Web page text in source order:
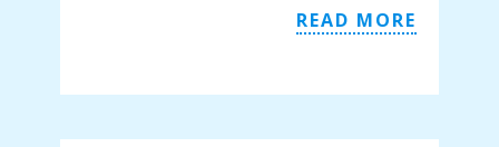
READ MORE